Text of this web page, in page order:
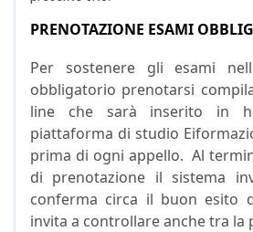
PRENOTAZIONE ESAMI
Per sostenere gli esami
obbligatorio prenotarsi
line che sarà inserito in
piattaforma di studio
prima di ogni appello. Al
di prenotazione il sistema
conferma circa il buon esito
invita a controllare anche tra la